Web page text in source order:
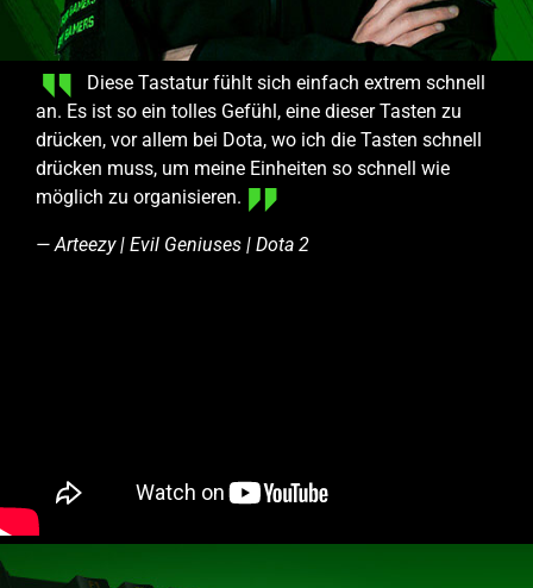
Diese Tastatur fühlt sich einfach extrem schnell
an. Es ist so ein tolles Gefühl, eine dieser Tasten zu
drücken, vor allem bei Dota, wo ich die Tasten schnell
drücken muss, um meine Einheiten so schnell wie
möglich zu organisieren.
— Arteezy | Evil Geniuses | Dota 2